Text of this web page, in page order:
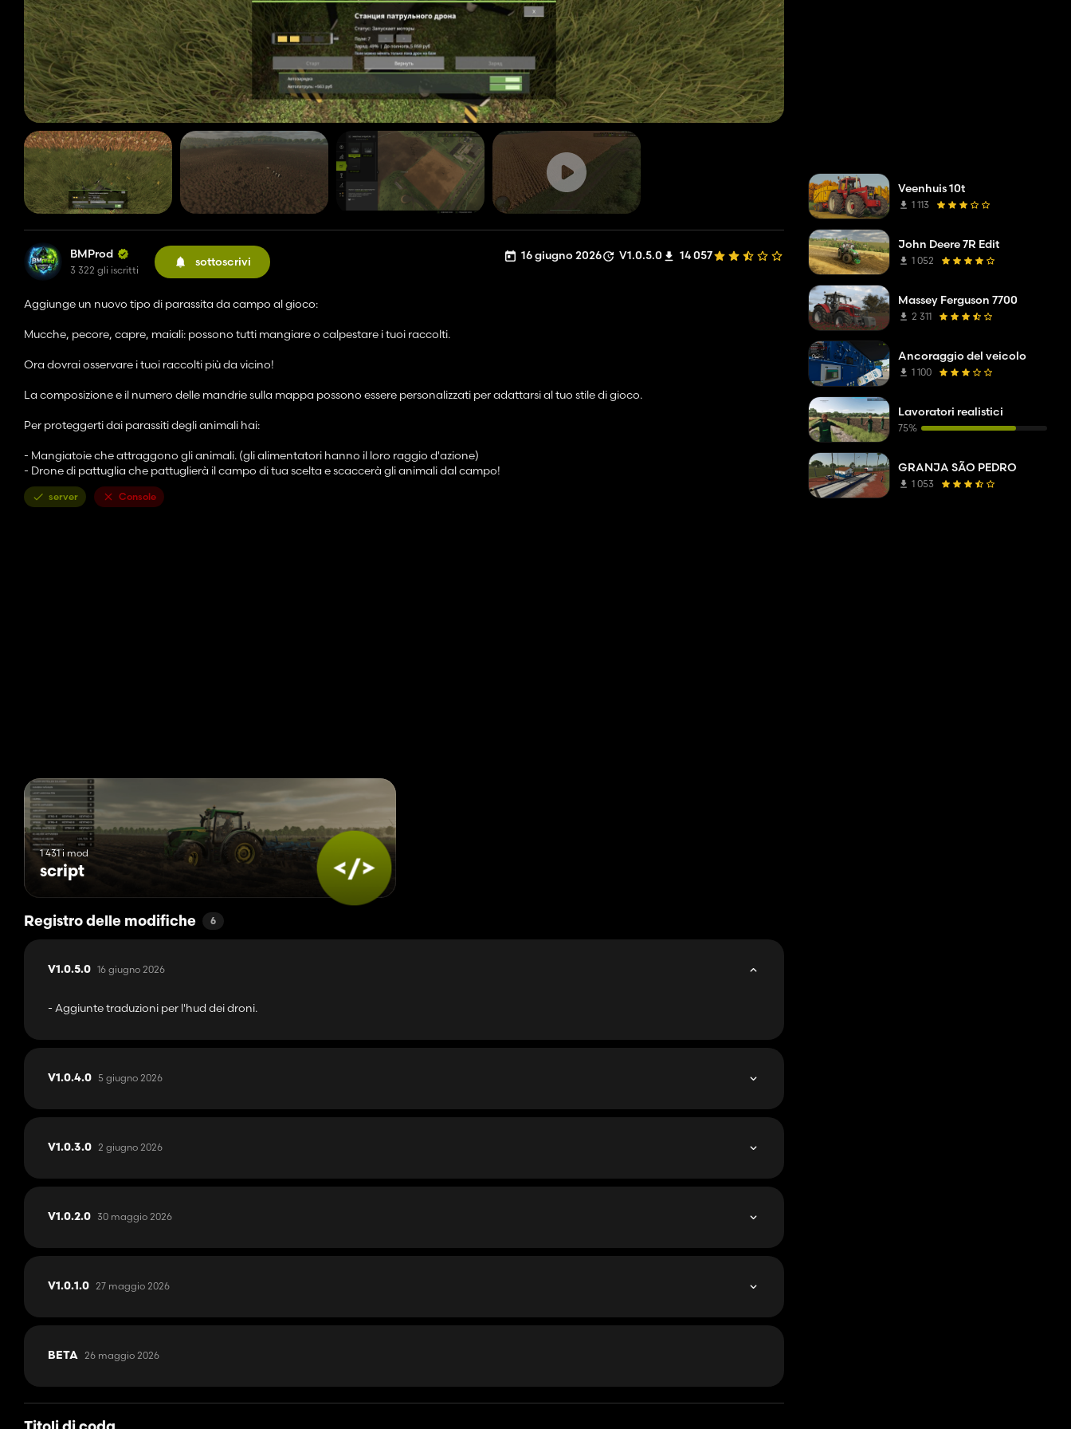
BMProd
3 322 gli iscritti
sottoscrivi 16 giugno 2026 V1.0.5.0 14 057
Aggiunge un nuovo tipo di parassita da campo al gioco:
Mucche, pecore, capre, maiali: possono tutti mangiare o calpestare i tuoi raccolti.
Ora dovrai osservare i tuoi raccolti più da vicino!
La composizione e il numero delle mandrie sulla mappa possono essere personalizzati per adattarsi al tuo stile di gioco.
Per proteggerti dai parassiti degli animali hai:
- Mangiatoie che attraggono gli animali. (gli alimentatori hanno il loro raggio d'azione)
- Drone di pattuglia che pattuglierà il campo di tua scelta e scaccerà gli animali dal campo!
server Console
1 431 i mod
script
Registro delle modifiche 6
V1.0.5.0 16 giugno 2026
- Aggiunte traduzioni per l'hud dei droni.
V1.0.4.0 5 giugno 2026
V1.0.3.0 2 giugno 2026
V1.0.2.0 30 maggio 2026
V1.0.1.0 27 maggio 2026
BETA 26 maggio 2026
Veenhuis 10t
1 113
John Deere 7R Edit
1 052
Massey Ferguson 7700
2 311
Ancoraggio del veicolo
1 100
Lavoratori realistici
75%
GRANJA SÃO PEDRO
1 053